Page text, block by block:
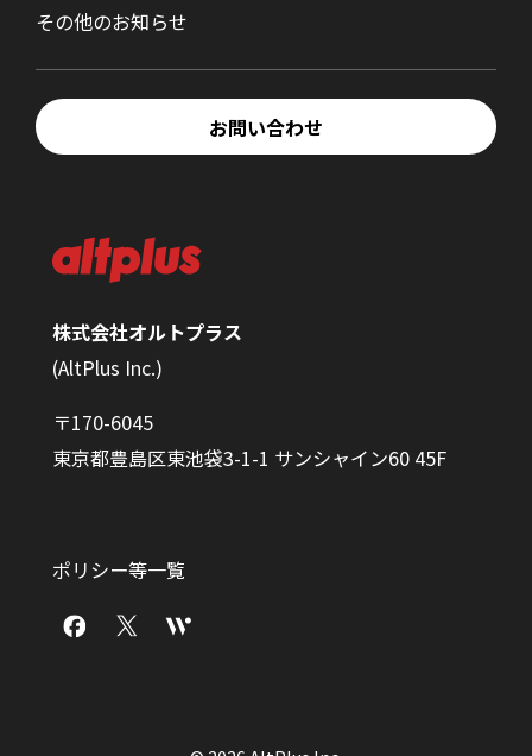
株式会社オルトプラス
(AltPlus Inc.)
〒170-6045
東京都豊島区東池袋3-1-1 サンシャイン60 45F
ポリシー等一覧
その他のお知らせ
お問い合わせ